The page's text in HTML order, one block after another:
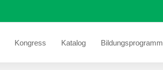
Kongress Katalog Bildungsprogramm